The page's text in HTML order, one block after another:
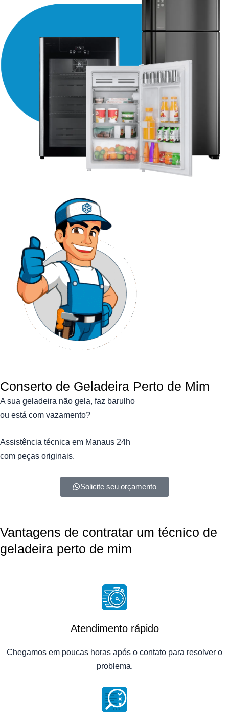
Conserto de Geladeira Perto de Mim
A sua geladeira não gela, faz barulho
ou está com vazamento?
Assistência técnica em Manaus 24h
com peças originais.
Solicite seu orçamento
Vantagens de contratar um técnico de
geladeira perto de mim
Atendimento rápido
Chegamos em poucas horas após o contato para resolver o
problema.